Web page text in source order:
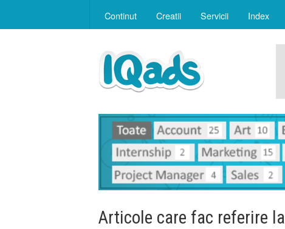
Continut Creatii Servicii Index
Articole care fac referire la